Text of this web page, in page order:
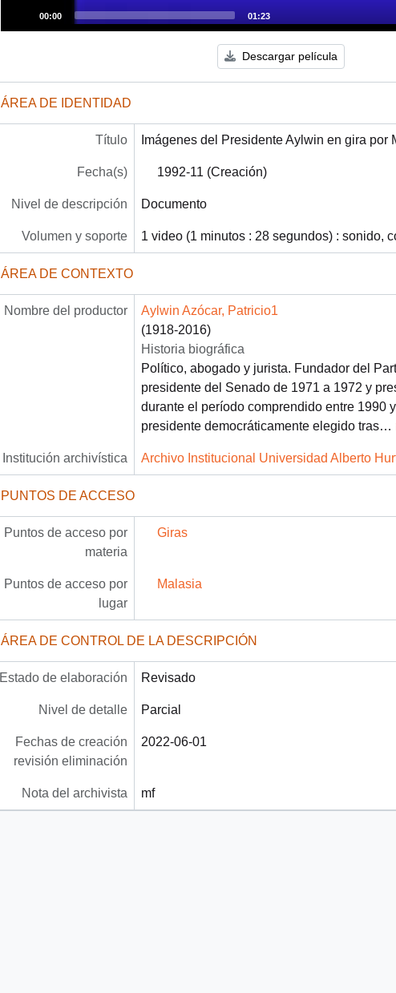
00:00 01:23
Descargar película
ÁREA DE IDENTIDAD
Título Imágenes del Presidente Aylwin en gira por
Fecha(s) 1992-11 (Creación)
Nivel de descripción Documento
Volumen y soporte 1 video (1 minutos : 28 segundos) : sonido,
ÁREA DE CONTEXTO
Nombre del productor
Aylwin Azócar, Patricio1
(1918-2016)
Historia biográfica
Político, abogado y jurista. Fundador del
presidente del Senado de 1971 a 1972 y
durante el período comprendido entre 1990
presidente democráticamente elegido tras…
Institución archivística Archivo Institucional Universidad Alberto
PUNTOS DE ACCESO
Puntos de acceso por
materia
Giras
Puntos de acceso por
lugar
Malasia
ÁREA DE CONTROL DE LA DESCRIPCIÓN
Estado de elaboración Revisado
Nivel de detalle Parcial
Fechas de creación
revisión eliminación
2022-06-01
Nota del archivista mf